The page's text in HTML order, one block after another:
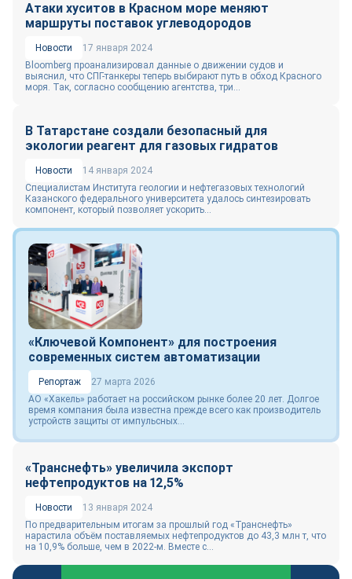
Атаки хуситов в Красном море меняют
маршруты поставок углеводородов
Новости
17 января 2024
Bloomberg проанализировал данные о движении судов и
выяснил, что СПГ-танкеры теперь выбирают путь в обход Красного
моря. Так, согласно сообщению агентства, три...
В Татарстане создали безопасный для
экологии реагент для газовых гидратов
Новости
14 января 2024
Специалистам Института геологии и нефтегазовых технологий
Казанского федерального университета удалось синтезировать
компонент, который позволяет ускорить...
«Ключевой Компонент» для построения
современных систем автоматизации
Репортаж
27 марта 2026
АО «Хакель» работает на российском рынке более 20 лет. Долгое
время компания была известна прежде всего как производитель
устройств защиты от импульсных...
«Транснефть» увеличила экспорт
нефтепродуктов на 12,5%
Новости
13 января 2024
По предварительным итогам за прошлый год «Транснефть»
нарастила объём поставляемых нефтепродуктов до 43,3 млн т, что
на 10,9% больше, чем в 2022-м. Вместе с...